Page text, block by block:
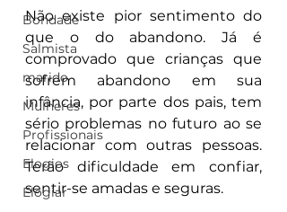
Bondade
Salmista
marido
Mulheres
Profissionais
Elogios
Elogiar
Não existe pior sentimento do
que o do abandono. Já é
comprovado que crianças que
sofrem abandono em sua
infância, por parte dos pais, tem
sério problemas no futuro ao se
relacionar com outras pessoas.
Terão dificuldade em confiar,
sentir-se amadas e seguras.